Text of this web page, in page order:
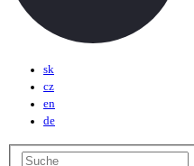
sk
cz
en
de